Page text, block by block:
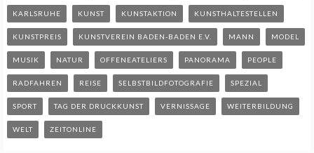
KARLSRUHE KUNST KUNSTAKTION KUNSTHALTESTELLEN
KUNSTPREIS KUNSTVEREIN BADEN-BADEN E.V. MANN MODEL
MUSIK NATUR OFFENEATELIERS PANORAMA PEOPLE
RADFAHREN REISE SELBSTBILDFOTOGRAFIE SPEZIAL
SPORT TAG DER DRUCKKUNST VERNISSAGE WEITERBILDUNG
WELT ZEITONLINE